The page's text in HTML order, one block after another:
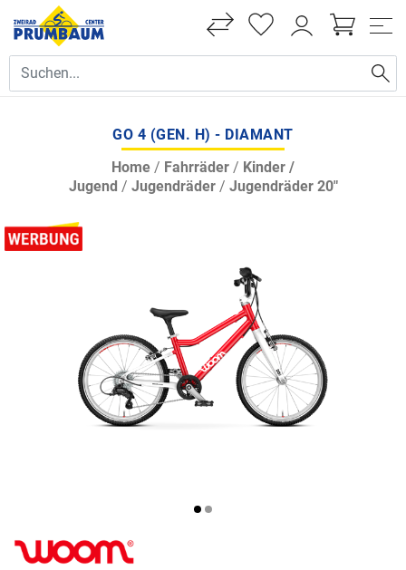
GO 4 (GEN. H) - DIAMANT
Home / Fahrräder / Kinder /
Jugend / Jugendräder/ Jugendräder 20"